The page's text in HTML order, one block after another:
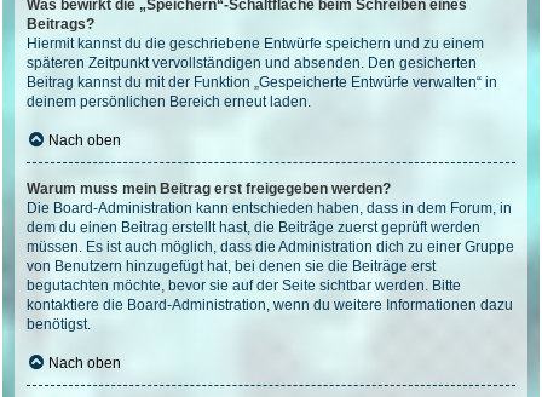
Was bewirkt die „Speichern“-Schaltfläche beim Schreiben eines
Beitrags?
Hiermit kannst du die geschriebene Entwürfe speichern und zu einem
späteren Zeitpunkt vervollständigen und absenden. Den gesicherten
Beitrag kannst du mit der Funktion „Gespeicherte Entwürfe verwalten“ in
deinem persönlichen Bereich erneut laden.
Nach oben
Warum muss mein Beitrag erst freigegeben werden?
Die Board-Administration kann entschieden haben, dass in dem Forum, in
dem du einen Beitrag erstellt hast, die Beiträge zuerst geprüft werden
müssen. Es ist auch möglich, dass die Administration dich zu einer Gruppe
von Benutzern hinzugefügt hat, bei denen sie die Beiträge erst
begutachten möchte, bevor sie auf der Seite sichtbar werden. Bitte
kontaktiere die Board-Administration, wenn du weitere Informationen dazu
benötigst.
Nach oben